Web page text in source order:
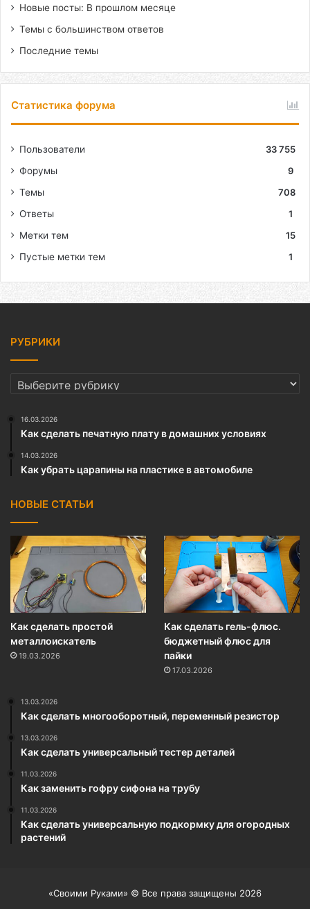
Новые посты: В прошлом месяце
Темы с большинством ответов
Последние темы
Статистика форума
Пользователи
33 755
Форумы
9
Темы
708
Ответы
1
Метки тем
15
Пустые метки тем
1
РУБРИКИ
РУБРИКИ
16.03.2026
Как сделать печатную плату в домашних условиях
14.03.2026
Как убрать царапины на пластике в автомобиле
НОВЫЕ СТАТЬИ
Как сделать простой
металлоискатель
19.03.2026
Как сделать гель-флюс.
бюджетный флюс для
пайки
17.03.2026
13.03.2026
Как сделать многооборотный, переменный резистор
13.03.2026
Как сделать универсальный тестер деталей
11.03.2026
Как заменить гофру сифона на трубу
11.03.2026
Как сделать универсальную подкормку для огородных
растений
«Своими Руками» © Все права защищены 2026